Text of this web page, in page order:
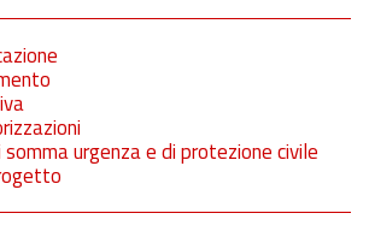
urgenza e di protezione civile